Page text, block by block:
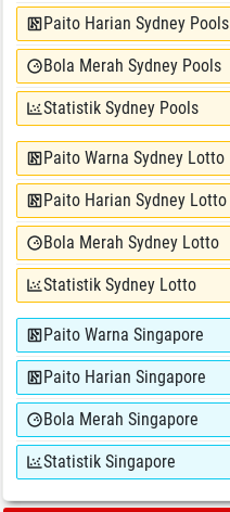
Paito Harian Sydney Pools
Bola Merah Sydney Pools
Statistik Sydney Pools
Paito Warna Sydney Lotto
Paito Harian Sydney Lotto
Bola Merah Sydney Lotto
Statistik Sydney Lotto
Paito Warna Singapore
Paito Harian Singapore
Bola Merah Singapore
Statistik Singapore